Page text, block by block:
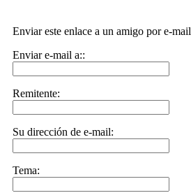
Enviar este enlace a un amigo por e-mail
Enviar e-mail a::
Remitente:
Su dirección de e-mail:
Tema: